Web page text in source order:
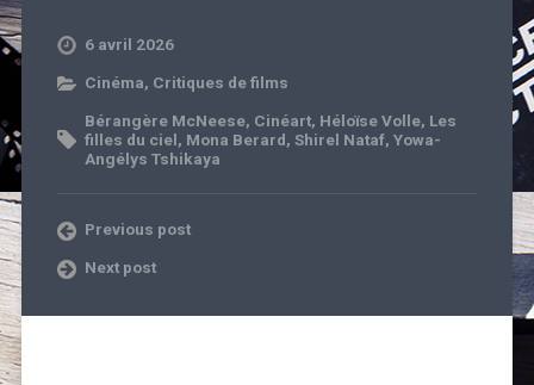
6 avril 2026
Cinéma, Critiques de films
Bérangère McNeese, Cinéart, Héloïse Volle, Les
filles du ciel, Mona Berard, Shirel Nataf, Yowa-
Angélys Tshikaya
Previous post
Next post